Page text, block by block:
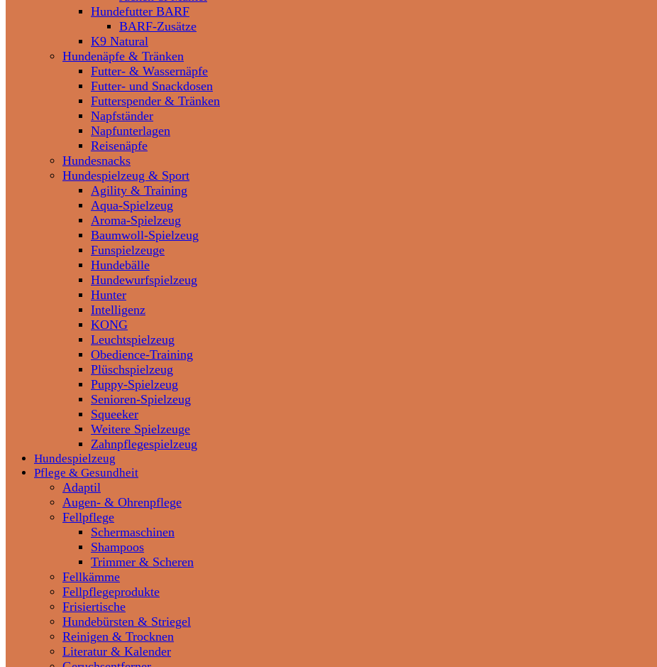
Hundefutter BARF
BARF-Zusätze
K9 Natural
Hundenäpfe & Tränken
Futter- & Wassernäpfe
Futter- und Snackdosen
Futterspender & Tränken
Napfständer
Napfunterlagen
Reisenäpfe
Hundesnacks
Hundespielzeug & Sport
Agility & Training
Aqua-Spielzeug
Aroma-Spielzeug
Baumwoll-Spielzeug
Funspielzeuge
Hundebälle
Hundewurfspielzeug
Hunter
Intelligenz
KONG
Leuchtspielzeug
Obedience-Training
Plüschspielzeug
Puppy-Spielzeug
Senioren-Spielzeug
Squeeker
Weitere Spielzeuge
Zahnpflegespielzeug
Hundespielzeug
Pflege & Gesundheit
Adaptil
Augen- & Ohrenpflege
Fellpflege
Schermaschinen
Shampoos
Trimmer & Scheren
Fellkämme
Fellpflegeprodukte
Frisiertische
Hundebürsten & Striegel
Reinigen & Trocknen
Literatur & Kalender